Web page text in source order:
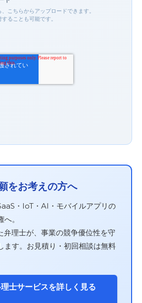
をお考えの方へ
・IoT・AI・モバイルアプリの
。
弁理士が、事業の競争優位性を守
ます。お見積り・初回相談は無料
士サービスを詳しく見る